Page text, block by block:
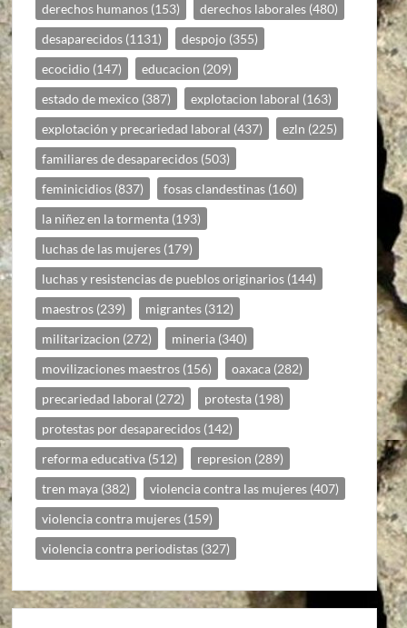
derechos humanos (153) derechos laborales (480)
desaparecidos (1131) despojo (355)
ecocidio (147) educacion (209)
estado de mexico (387) explotacion laboral (163)
explotación y precariedad laboral (437) ezln (225)
familiares de desaparecidos (503)
feminicidios (837) fosas clandestinas (160)
la niñez en la tormenta (193)
luchas de las mujeres (179)
luchas y resistencias de pueblos originarios (144)
maestros (239) migrantes (312)
militarizacion (272) mineria (340)
movilizaciones maestros (156) oaxaca (282)
precariedad laboral (272) protesta (198)
protestas por desaparecidos (142)
reforma educativa (512) represion (289)
tren maya (382) violencia contra las mujeres (407)
violencia contra mujeres (159)
violencia contra periodistas (327)